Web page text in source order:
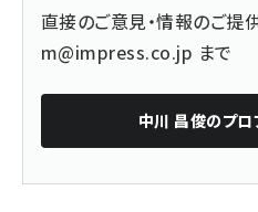
直接のご意見・情報のご提
m@impress.co.jp まで
中川 昌俊のプロ